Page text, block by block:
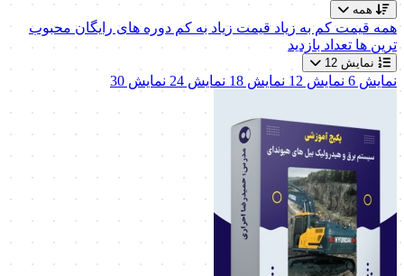
همه
همه قیمت کم به زیادقیمت زیاد به کم دوره های رایگان محبوب
ترین ها تعداد بازدید
نمایش 12
نمایش 6 نمایش 12 نمایش 18 نمایش 24 نمایش 30